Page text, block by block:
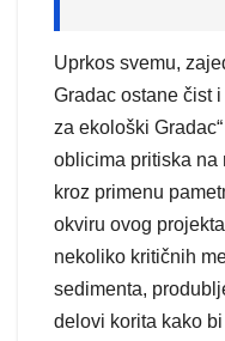
Uprkos svemu,
Gradac ostane čist
za ekološki
oblicima pritiska na
kroz primenu
okviru ovog
nekoliko kritičnih
sedimenta,
delovi korita kako